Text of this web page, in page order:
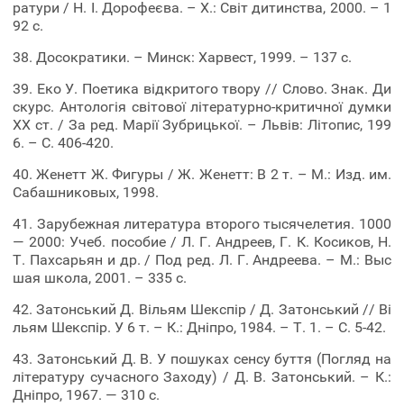
ратури / Н. І. Дорофеєва. – X.: Світ дитинства, 2000. – 1
92 с.
38. Досократики. – Минск: Харвест, 1999. – 137 с.
39. Еко У. Поетика відкритого твору // Слово. Знак. Ди
скурс. Антологія світової літературно-критичної думки
ХХ ст. / За ред. Марії Зубрицької. – Львів: Літопис, 199
6. – С. 406-420.
40. Женетт Ж. Фигуры / Ж. Женетт: В 2 т. – М.: Изд. им.
Сабашниковых, 1998.
41. Зарубежная литература второго тысячелетия. 1000
— 2000: Учеб. пособие / Л. Г. Андреев, Г. К. Косиков, Н.
Т. Пахсарьян и др. / Под ред. Л. Г. Андреева. – М.: Выс
шая школа, 2001. – 335 c.
42. Затонський Д. Вільям Шекспір / Д. Затонський // Ві
льям Шекспір. У 6 т. – К.: Дніпро, 1984. – Т. 1. – С. 5-42.
43. Затонський Д. В. У пошуках сенсу буття (Погляд на
літературу сучасного Заходу) / Д. В. Затонський. – К.:
Дніпро, 1967. — 310 с.